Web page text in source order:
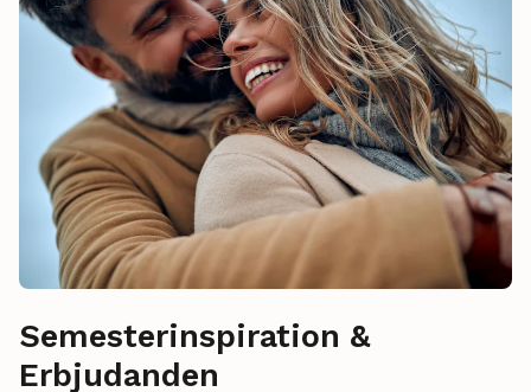
Semesterinspiration &
Erbjudanden